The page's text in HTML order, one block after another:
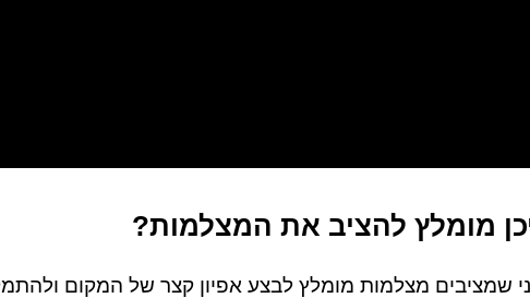
מומלץ להציב את המצלמות?
שמציבים מצלמות מומלץ לבצע אפיון קצר של המקום